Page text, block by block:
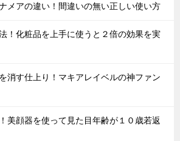
メアの違い！間違いの無い正しい使い方
！化粧品を上手に使うと２倍の効果を実
消す仕上り！マキアレイベルの神ファン
美顔器を使って見た目年齢が１０歳若返